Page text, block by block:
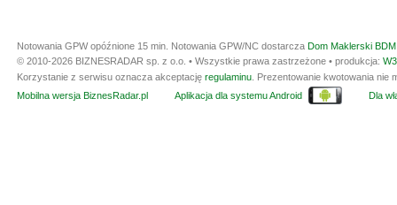
Notowania GPW opóźnione 15 min. Notowania GPW/NC dostarcza Dom Maklerski
© 2010-2026 BIZNESRADAR sp. z o.o. • Wszystkie prawa zastrzeżone • produkcja:
Korzystanie z serwisu oznacza akceptację regulaminu . Prezentowanie kwotowania
Mobilna wersja BiznesRadar.pl
Aplikacja dla systemu Android Dla